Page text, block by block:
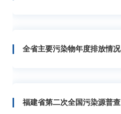
全省主要污染物年度排放情况
福建省第二次全国污染源普查